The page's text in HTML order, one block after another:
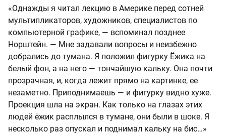
«Однажды я читал лекцию в Америке перед сотней
мультипликаторов, художников, специалистов по
компьютерной графике, — вспоминал позднее
Норштейн. — Мне задавали вопросы и неизбежно
добрались до тумана. Я положил фигурку Ёжика на
белый фон, а на него — тончайшую кальку. Она почти
прозрачная, и, когда лежит прямо на картинке, ее
незаметно. Приподнимаешь — и фигурку видно хуже.
Проекция шла на экран. Как только на глазах этих
людей ёжик расплылся в тумане, они были в шоке. Я
несколько раз опускал и поднимал кальку на бис…»